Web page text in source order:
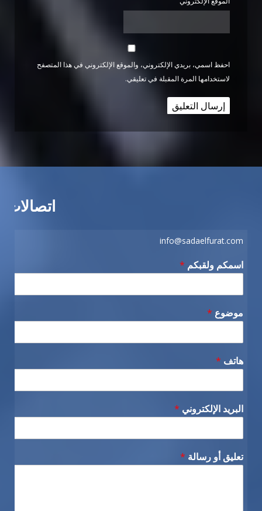
احفظ اسمي، بريدي الإلكتروني، والموقع الإلكتروني في هذا المتصفح
لاستخدامها المرة المقبلة في تعليقي.
اتصالات
info@sadaelfurat.com
اسمكم ولقبكم *
موضوع *
هاتف *
البريد الإلكتروني *
تعليق أو رسالة *